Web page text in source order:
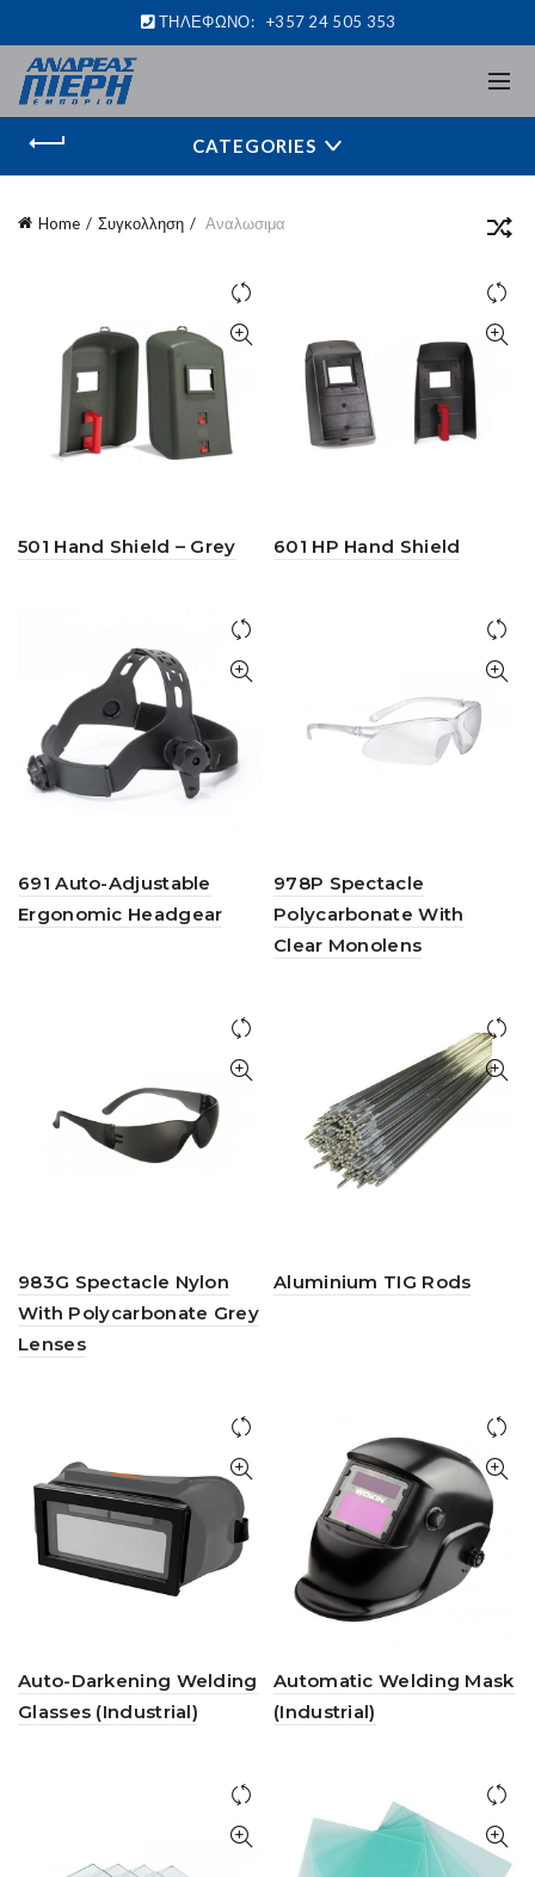
ΤΗΛΕΦΩΝΟ: +357 24 505 353
CATEGORIES
Home Συγκολληση Αναλωσιμα
501 Hand Shield – Grey 601 HP Hand Shield
691 Auto-Adjustable
Ergonomic Headgear
978P Spectacle
Polycarbonate With
Clear Monolens
983G Spectacle Nylon
With Polycarbonate Grey
Lenses
Aluminium TIG Rods
Auto-Darkening Welding
Glasses (Industrial)
Automatic Welding Mask
(Industrial)